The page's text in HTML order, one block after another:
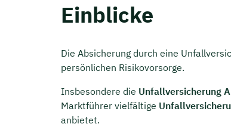
Einblicke
Die Absicherung durch eine
persönlichen Risikovorsorge.
Insbesondere die Unfallversicherung
Marktführer vielfältige
anbietet.